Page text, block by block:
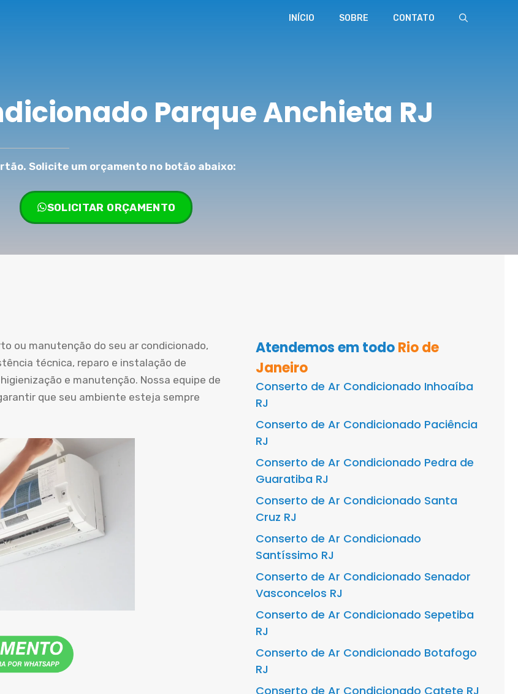
INÍCIO SOBRE CONTATO
Parque Anchieta RJ
Solicite um orçamento no botão abaixo:
SOLICITAR ORÇAMENTO
ou manutenção do seu ar condicionado,
técnica, reparo e instalação de
e manutenção. Nossa equipe de
que seu ambiente esteja sempre
Atendemos em todoRio de
Janeiro
Conserto de Ar Condicionado Inhoaíba
RJ
Conserto de Ar Condicionado Paciência
RJ
Conserto de Ar Condicionado Pedra de
Guaratiba RJ
Conserto de Ar Condicionado Santa
Cruz RJ
Conserto de Ar Condicionado
Santíssimo RJ
Conserto de Ar Condicionado Senador
Vasconcelos RJ
Conserto de Ar Condicionado Sepetiba
RJ
Conserto de Ar Condicionado Botafogo
RJ
Conserto de Ar Condicionado Catete RJ